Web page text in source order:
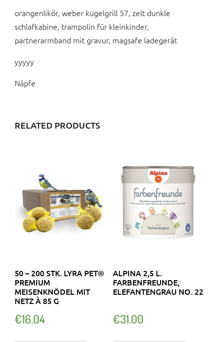
orangenlikör, weber kugelgrill 57, zelt dunkle
schlafkabine, trampolin für kleinkinder,
partnerarmband mit gravur, magsafe ladegerät
yyyyy
Näpfe
RELATED PRODUCTS
50 – 200 STK. LYRA PET®
PREMIUM
MEISENKNÖDEL MIT
NETZ À 85 G
€16.04
ALPINA 2,5 L.
FARBENFREUNDE,
ELEFANTENGRAU NO. 22
€31.00